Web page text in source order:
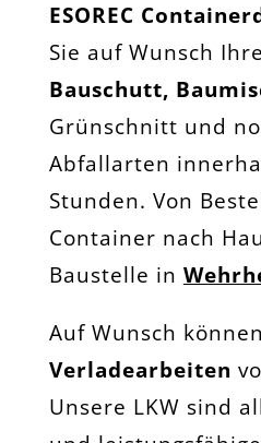
ESOREC
Sie auf Wunsch
Bauschutt,
Grünschnitt und
Abfallarten
Stunden. Von
Container nach
Baustelle in
Auf Wunsch
Verladearbeiten
Unsere LKW sind